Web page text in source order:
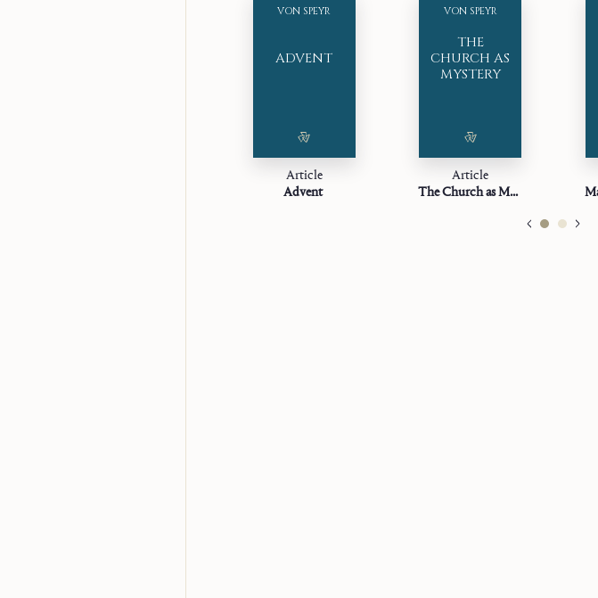
ADVENT
VON SPEYR
Article
Advent
THE
CHURCH AS
MYSTERY
VON SPEYR
Article
The Church as Mystery